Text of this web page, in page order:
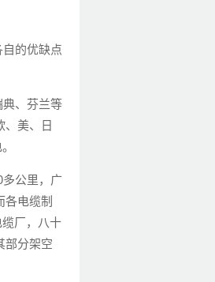
的优缺点
、芬兰等
、美、日
公里，广
各电缆制
厂，八十
部分架空